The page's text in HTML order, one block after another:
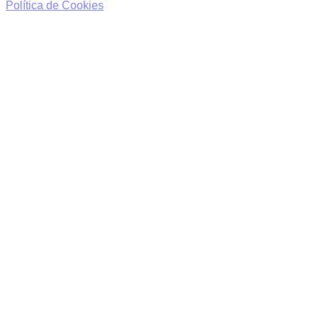
Política de Cookies